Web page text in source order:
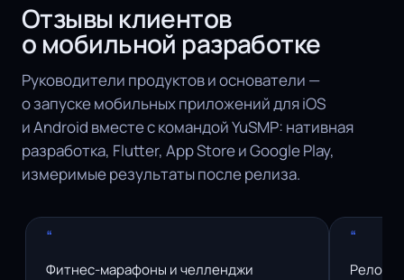
Отзывы клиентов
о мобильной разработке
Руководители продуктов и основатели —
о запуске мобильных приложений для iOS
и Android вместе с командой YuSMP: нативная
разработка, Flutter, App Store и Google Play,
измеримые результаты после релиза.
“
Фитнес-марафоны и челленджи
“